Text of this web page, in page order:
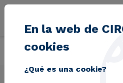
Pasar al contenido principal
Proyectos
En la web de
cookies
¿Qué es una cookie?